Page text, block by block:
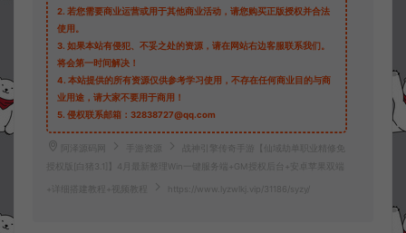
2. 若您需要商业运营或用于其他商业活动，请您购买正版授权并合法
使用。
3. 如果本站有侵犯、不妥之处的资源，请在网站右边客服联系我们。
将会第一时间解决！
4. 本站提供的所有资源仅供参考学习使用，不存在任何商业目的与商
业用途，请大家不要用于商用！
5. 侵权联系邮箱：32838727@qq.com
阿泽源码网 手游资源
战神引擎传奇手游【仙域劫单职业精修免
授权版[白猪3.1]】4月最新整理Win一键服务端+GM授权后台+安卓苹果双端
+详细搭建教程+视频教程 https://www.lyzwlkj.vip/31186/syzy/